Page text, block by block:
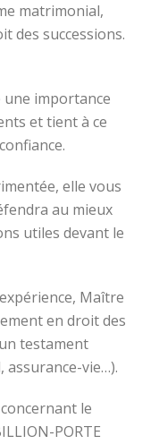
matrimonial,
des successions.
une importance
et tient à ce
elle vous
au mieux
utiles devant le
Maître
en droit des
testament
assurance-vie…).
le
PORTE